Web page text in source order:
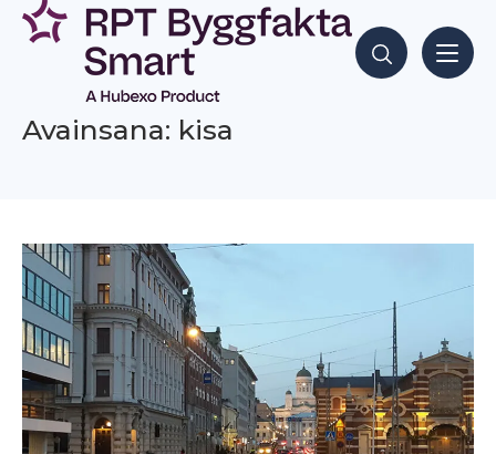
Siirry
sisältöön
Hae sisältöjä
Avainsana: kisa